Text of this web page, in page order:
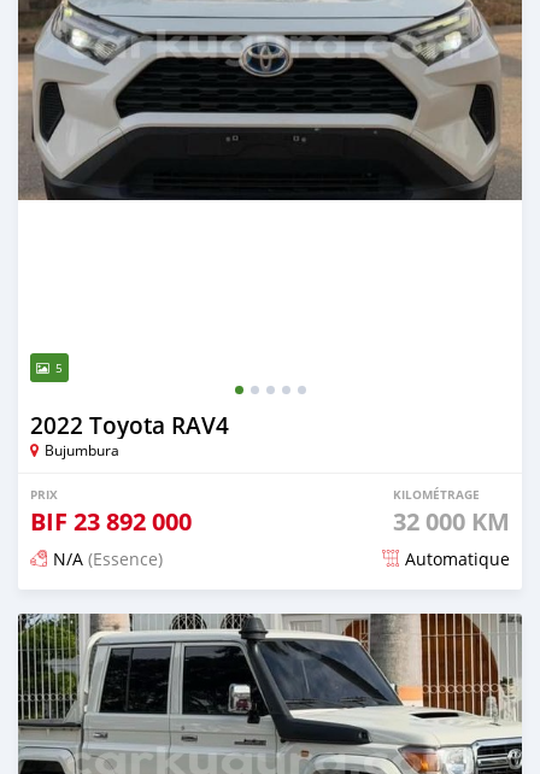
5
2022 Toyota RAV4
Bujumbura
PRIX
BIF 23 892 000
KILOMÉTRAGE
32 000 KM
N/A (Essence) Automatique
Publié il y a 12 jours